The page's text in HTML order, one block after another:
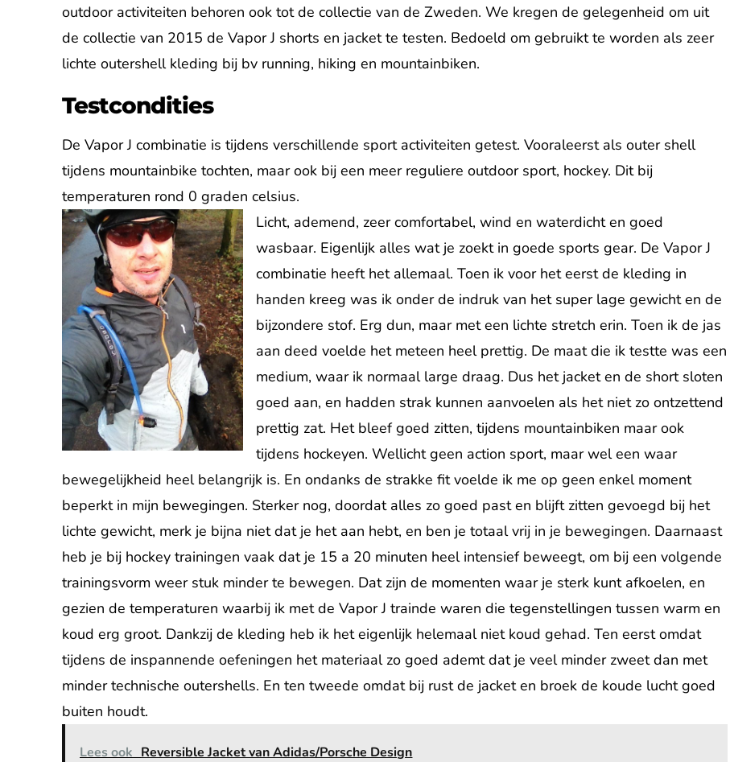
outdoor activiteiten behoren ook tot de collectie van de Zweden. We kregen de gelegenheid om uit
de collectie van 2015 de Vapor J shorts en jacket te testen. Bedoeld om gebruikt te worden als zeer
lichte outershell kleding bij bv running, hiking en mountainbiken.
Testcondities
De Vapor J combinatie is tijdens verschillende sport activiteiten getest. Vooraleerst als outer shell
tijdens mountainbike tochten, maar ook bij een meer reguliere outdoor sport, hockey. Dit bij
temperaturen rond 0 graden celsius.
Licht, ademend, zeer comfortabel, wind en waterdicht en goed
wasbaar. Eigenlijk alles wat je zoekt in goede sports gear. De Vapor J
combinatie heeft het allemaal. Toen ik voor het eerst de kleding in
handen kreeg was ik onder de indruk van het super lage gewicht en de
bijzondere stof. Erg dun, maar met een lichte stretch erin. Toen ik de jas
aan deed voelde het meteen heel prettig. De maat die ik testte was een
medium, waar ik normaal large draag. Dus het jacket en de short sloten
goed aan, en hadden strak kunnen aanvoelen als het niet zo ontzettend
prettig zat. Het bleef goed zitten, tijdens mountainbiken maar ook
tijdens hockeyen. Wellicht geen action sport, maar wel een waar
bewegelijkheid heel belangrijk is. En ondanks de strakke fit voelde ik me op geen enkel moment
beperkt in mijn bewegingen. Sterker nog, doordat alles zo goed past en blijft zitten gevoegd bij het
lichte gewicht, merk je bijna niet dat je het aan hebt, en ben je totaal vrij in je bewegingen. Daarnaast
heb je bij hockey trainingen vaak dat je 15 a 20 minuten heel intensief beweegt, om bij een volgende
trainingsvorm weer stuk minder te bewegen. Dat zijn de momenten waar je sterk kunt afkoelen, en
gezien de temperaturen waarbij ik met de Vapor J trainde waren die tegenstellingen tussen warm en
koud erg groot. Dankzij de kleding heb ik het eigenlijk helemaal niet koud gehad. Ten eerst omdat
tijdens de inspannende oefeningen het materiaal zo goed ademt dat je veel minder zweet dan met
minder technische outershells. En ten tweede omdat bij rust de jacket en broek de koude lucht goed
buiten houdt.
Lees ook Reversible Jacket van Adidas/Porsche Design